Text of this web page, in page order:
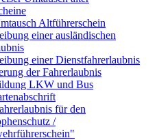
Altführerschein
einer ausländischen
einer Dienstfahrerlaubnis
der Fahrerlaubnis
LKW und Bus
für den
/